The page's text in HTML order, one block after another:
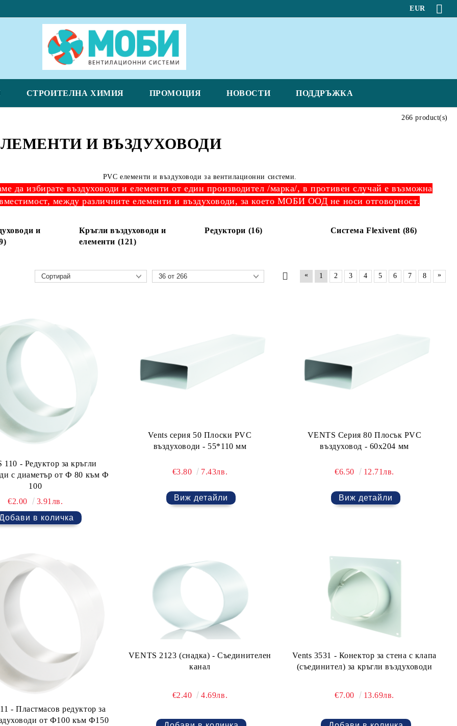
EUR
СТРОИТЕЛНА ХИМИЯ ПРОМОЦИЯ НОВОСТИ ПОДДРЪЖКА
И ВЪЗДУХОВОДИ
PVC елементи и въздуховоди за вентилационни системи.
да избирате въздуховоди и елементи от един производител /марка/, в противен случай е възможна
между различните елементи и въздуховоди, за което МОБИ ООД не носи отговорност.
и
Кръгли въздуховоди и
елементи (121)
Редуктори (16) Система Flexivent (86)
266 product(s)
« 1 2 3 4 5 6 7 8 »
110 - Редуктор за кръгли
с диаметър от Ф 80 към Ф
100
€2.00
3.91лв.
Vents серия 50 Плоски PVC
въздуховоди - 55*110 мм
€3.80 7.43лв.
Виж детайли
VENTS Серия 80 Плосък PVC
въздуховод - 60x204 мм
€6.50 12.71лв.
Виж детайли
за
от Ф100 към Ф150
VENTS 2123 (снадка) - Съединителен
канал
€2.40 4.69лв.
Vents 3531 - Конектор за стена с клапа
(съединител) за кръгли въздуховоди
€7.00 13.69лв.